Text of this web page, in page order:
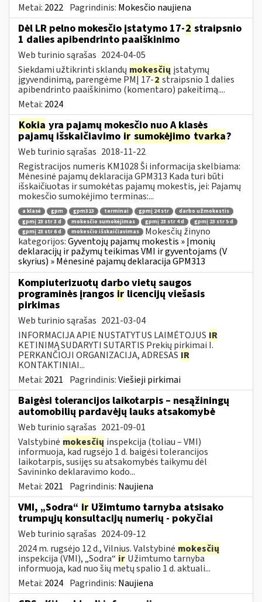
Metai: 2022 Pagrindinis: Mokesčio naujiena
Dėl LR pelno mokesčio įstatymo 17-2 straipsnio
1 dalies apibendrinto paaiškinimo
Web turinio sąrašas 2024-04-05
Siekdami užtikrinti sklandų mokesčių įstatymų
įgyvendinimą, parengėme PMĮ 17-2straipsnio 1 dalies
apibendrinto paaiškinimo (komentaro) pakeitimą....
Metai: 2024
Kokia yra pajamų mokesčio nuo A klasės
pajamų išskaičiavimo ir sumokėjimo tvarka?
Web turinio sąrašas 2018-11-22
Registracijos numeris KM1028 Ši informacija skelbiama:
Mėnesinė pajamų deklaracija GPM313 Kada turi būti
išskaičiuotas ir sumokėtas pajamų mokestis, jei: Pajamų
mokesčio sumokėjimo terminas:...
a klasė gpm gpm313 terminai gpmį 24 str
darbo užmokestis
gpmį 23 str 3 d
mokesčio sumokėjimas gpmį 23 str 4 d
gpmį 23 str 5 d
gpmį 23 str 6 d
mokesčio išskaičiavimas
Mokesčių žinyno
kategorijos:Gyventojų pajamų mokestis » Įmonių
deklaracijų ir pažymų teikimas VMI ir gyventojams (V
skyrius) » Mėnesinė pajamų deklaracija GPM313
Kompiuterizuotų darbo vietų saugos
programinės įrangos ir licencijų viešasis
pirkimas
Web turinio sąrašas 2021-03-04
INFORMACIJA APIE NUSTATYTUS LAIMĖTOJUS IR
KETINIMĄ SUDARYTI SUTARTIS Prekių pirkimai I.
PERKANČIOJI ORGANIZACIJA, ADRESAS IR
KONTAKTINIAI...
Metai: 2021 Pagrindinis:Viešieji pirkimai
Baigėsi tolerancijos laikotarpis – nesąžiningų
automobilių pardavėjų lauks atsakomybė
Web turinio sąrašas 2021-09-01
Valstybinė mokesčių inspekcija (toliau – VMI)
informuoja, kad rugsėjo 1 d. baigėsi tolerancijos
laikotarpis, susijęs su atsakomybės taikymu dėl
Savininko deklaravimo kodo...
Metai: 2021 Pagrindinis: Naujiena
VMI, „Sodra“ ir Užimtumo tarnyba atsisako
trumpųjų konsultacijų numerių - pokyčiai
Web turinio sąrašas 2024-09-12
2024 m. rugsėjo 12 d., Vilnius. Valstybinė mokesčių
inspekcija (VMI), „Sodra“ ir Užimtumo tarnyba
informuoja, kad nuo šių metų spalio 1 d. aktuali...
Metai: 2024 Pagrindinis: Naujiena